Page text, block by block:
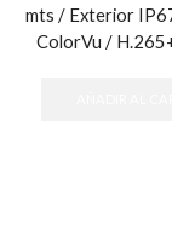
mts / Exterior
ColorVu /